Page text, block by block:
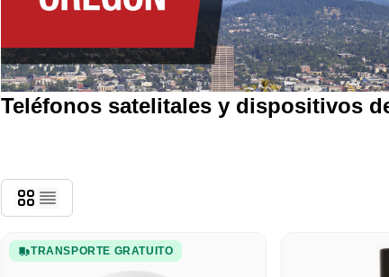
Teléfonos satelitales y dispositivos
TRANSPORTE GRATUITO